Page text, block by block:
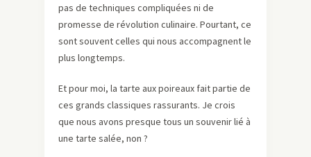
pas de techniques compliquées ni de
promesse de révolution culinaire. Pourtant, ce
sont souvent celles qui nous accompagnent le
plus longtemps.
Et pour moi, la tarte aux poireaux fait partie de
ces grands classiques rassurants. Je crois
que nous avons presque tous un souvenir lié à
une tarte salée, non ?